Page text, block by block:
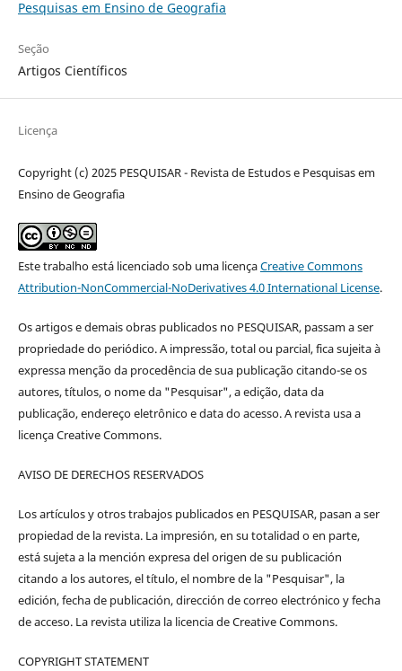
Pesquisas em Ensino de Geografia
Seção
Artigos Científicos
Licença
Copyright (c) 2025 PESQUISAR - Revista de Estudos e Pesquisas em
Ensino de Geografia
Este trabalho está licenciado sob uma licençaCreative Commons
Attribution-NonCommercial-NoDerivatives 4.0 International License.
Os artigos e demais obras publicados no PESQUISAR, passam a ser
propriedade do periódico. A impressão, total ou parcial, fica sujeita à
expressa menção da procedência de sua publicação citando-se os
autores, títulos, o nome da "Pesquisar", a edição, data da
publicação, endereço eletrônico e data do acesso. A revista usa a
licença Creative Commons.
AVISO DE DERECHOS RESERVADOS
Los artículos y otros trabajos publicados en PESQUISAR, pasan a ser
propiedad de la revista. La impresión, en su totalidad o en parte,
está sujeta a la mención expresa del origen de su publicación
citando a los autores, el título, el nombre de la "Pesquisar", la
edición, fecha de publicación, dirección de correo electrónico y fecha
de acceso. La revista utiliza la licencia de Creative Commons.
COPYRIGHT STATEMENT